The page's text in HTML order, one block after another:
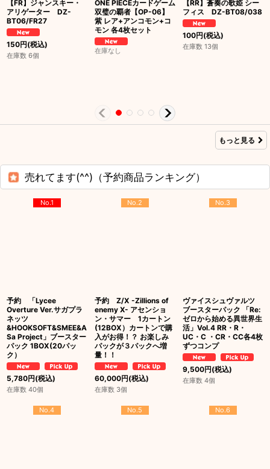
【FR】ジャンスキー・
アリゲーター DZ-
BT06/FR27
150円(税込)
在庫数 6個
ONE PIECEカードゲーム
双璧の覇者【OP-06】
紫 レア+アンコモン+コ
モン 各4枚セット
在庫なし
【RR】蒼奏の歌姫 シー
フィス DZ-BT08/038
100円(税込)
在庫数 13個
もっと見る
売れてます(^^)（予約商品ランキング）
No.1
予約 「Lycee
Overture Ver.サガプラ
ネッツ
&HOOKSOFT&SMEE&A
Sa Project」ブースター
パック 1BOX(20パッ
ク）
5,780円(税込)
在庫数 40個
No.2
予約 Z/X -Zillions of
enemy X- アセンショ
ン・サマー 1カートン
(12BOX）カートンで購
入がお得！？ お楽しみ
パックが３パックへ増
量！！
60,000円(税込)
在庫数 3個
No.3
ヴァイスシュヴァルツ
ブースターパック 「Re:
ゼロから始める異世界生
活」Vol.4 RR・R・
UC・C ・CR・CC各4枚
ずつコンプ
9,500円(税込)
在庫数 4個
No.4 No.5 No.6